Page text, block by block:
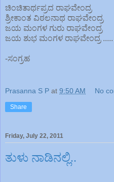
ಚಿಂಚಿತಾರ್ಥಪ್ರದ ರಾಘವೇಂದ್ರ
ಶ್ರೀಕಾಂತ ವಿಠಲನಾಥ ರಾಘವೇಂದ್ರ
ಜಯ ಮಂಗಳ ಗುರು ರಾಘವೇಂದ್ರ
ಜಯ ಶುಭ ಮಂಗಳ ರಾಘವೇಂದ್ರ .....
-ಸಂಗ್ರಹ
Prasanna S P at 9:50 AM No
Share
Friday, July 22, 2011
ತುಳು ನಾಡಿನಲ್ಲಿ..